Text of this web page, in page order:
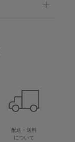
配送・送料
について